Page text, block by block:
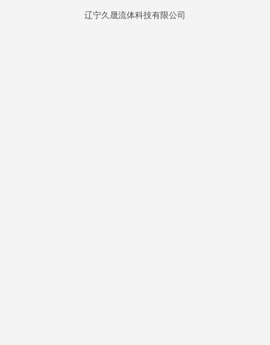
辽宁久晟流体科技有限公司